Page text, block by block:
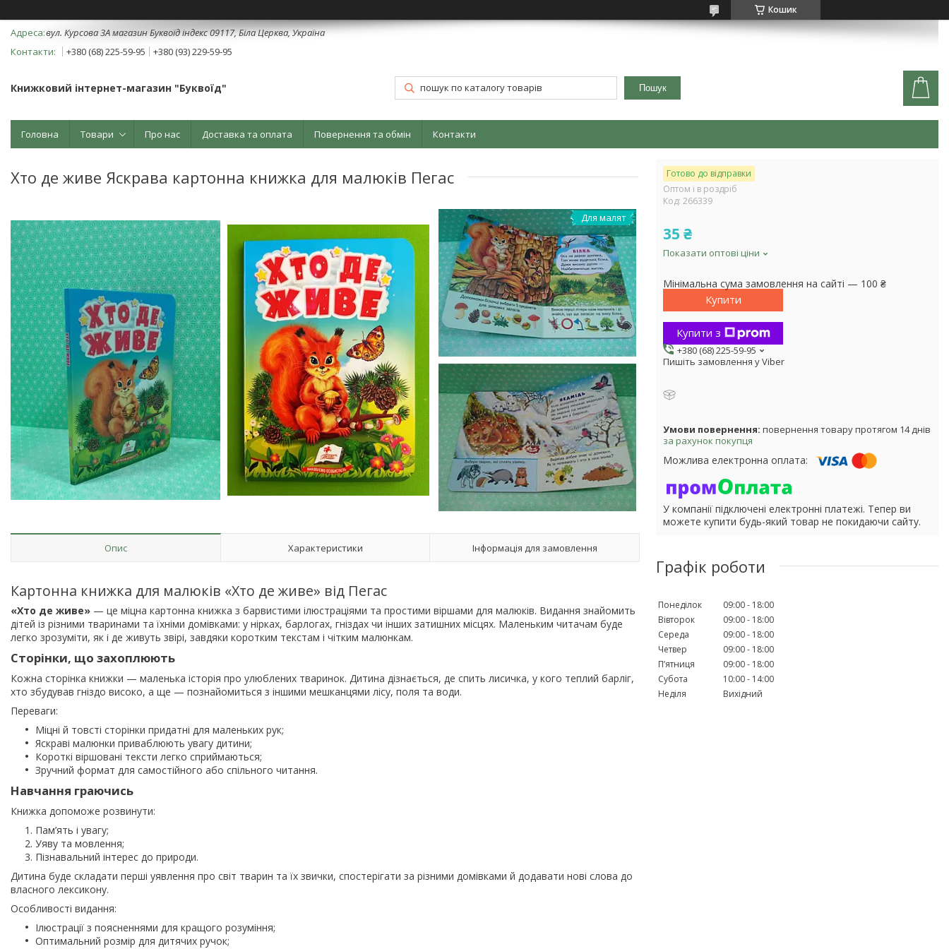
Кошик
вул. Курсова 3А магазин Буквоїд індекс 09117, Біла Церква, Україна
+380 (68) 225-59-95
+380 (93) 229-59-95
Книжковий інтернет-магазин "Буквоїд" Пошук
Головна Товари Про нас Доставка та оплата Повернення та обмін Контакти
Хто де живе Яскрава картонна книжка для малюків Пегас
Для малят
Опис Характеристики Інформація для замовлення
Картонна книжка для малюків «Хто де живе» від Пегас
«Хто де живе» — це міцна картонна книжка з барвистими ілюстраціями та простими віршами для малюків. Видання знайомить
дітей із різними тваринами та їхніми домівками: у нірках, барлогах, гніздах чи інших затишних місцях. Маленьким читачам буде
легко зрозуміти, як і де живуть звірі, завдяки коротким текстам і чітким малюнкам.
Сторінки, що захоплюють
Кожна сторінка книжки — маленька історія про улюблених тваринок. Дитина дізнається, де спить лисичка, у кого теплий барліг,
хто збудував гніздо високо, а ще — познайомиться з іншими мешканцями лісу, поля та води.
Переваги:
Міцні й товсті сторінки придатні для маленьких рук;
Яскраві малюнки приваблюють увагу дитини;
Короткі віршовані тексти легко сприймаються;
Зручний формат для самостійного або спільного читання.
Навчання граючись
Книжка допоможе розвинути:
Пам’ять і увагу;
Уяву та мовлення;
Пізнавальний інтерес до природи.
Дитина буде складати перші уявлення про світ тварин та їх звички, спостерігати за різними домівками й додавати нові слова до
власного лексикону.
Особливості видання:
Ілюстрації з поясненнями для кращого розуміння;
Оптимальний розмір для дитячих ручок;
Готово до відправки
Оптом і в роздріб
Код: 266339
35 ₴
Показати оптові ціни
Мінімальна сума замовлення на сайті — 100 ₴
Купити
Купити з
+380 (68) 225-59-95
Пишіть замовлення у Viber
повернення товару протягом 14 днів
за рахунок покупця
У компанії підключені електронні платежі. Тепер ви
можете купити будь-який товар не покидаючи сайту.
Графік роботи
Понеділок 09:00
18:00
Вівторок
09:00
18:00
Середа
09:00
18:00
Четвер
09:00
18:00
Пʼятниця
09:00
18:00
Субота
10:00
14:00
Неділя
Вихідний